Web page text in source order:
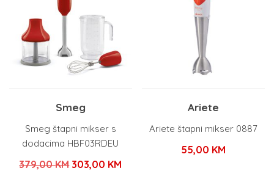
Smeg
Smeg štapni mikser s
dodacima HBF03RDEU
379,00KM Izvorna
303,00 KM
Ariete
Ariete štapni mikser 0887
55,00 KM